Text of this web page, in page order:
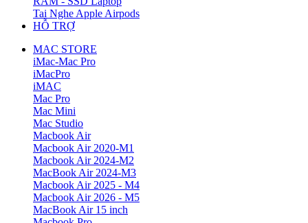
Tai Nghe Apple Airpods
HỖ TRỢ
MAC STORE
iMac-Mac Pro
iMacPro
iMAC
Mac Pro
Mac Mini
Mac Studio
Macbook Air
Macbook Air 2020-M1
Macbook Air 2024-M2
MacBook Air 2024-M3
Macbook Air 2025 - M4
Macbook Air 2026 - M5
MacBook Air 15 inch